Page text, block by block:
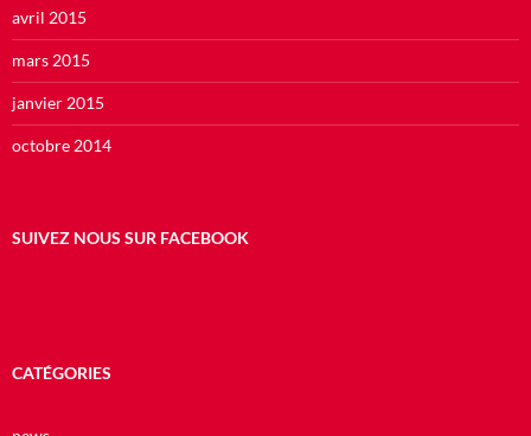
avril 2015
mars 2015
janvier 2015
octobre 2014
SUIVEZ NOUS SUR FACEBOOK
CATÉGORIES